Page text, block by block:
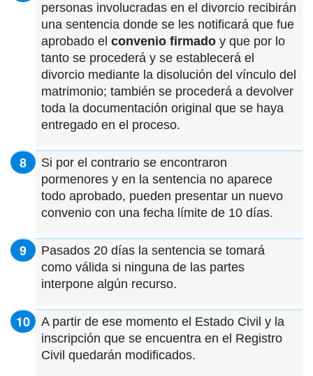
personas involucradas en el divorcio recibirán
una sentencia donde se les notificará que fue
aprobado el convenio firmado y que por lo
tanto se procederá y se establecerá el
divorcio mediante la disolución del vínculo del
matrimonio; también se procederá a devolver
toda la documentación original que se haya
entregado en el proceso.
Si por el contrario se encontraron
pormenores y en la sentencia no aparece
todo aprobado, pueden presentar un nuevo
convenio con una fecha límite de 10 días.
Pasados 20 días la sentencia se tomará
como válida si ninguna de las partes
interpone algún recurso.
A partir de ese momento el Estado Civil y la
inscripción que se encuentra en el Registro
Civil quedarán modificados.